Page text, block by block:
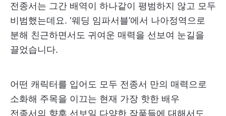
전종서는 그간 배역이 하나같이 평범하지 않고 모두
비범했는데요. ‘웨딩 임파서블’에서 나아정역으로
분해 친근하면서도 귀여운 매력을 선보여 눈길을
끌었습니다.
어떤 캐릭터를 입어도 모두 전종서 만의 매력으로
소화해 주목을 이끄는 현재 가장 핫한 배우
전종서의 향후 선보일 다양한 작품들에 대해서도